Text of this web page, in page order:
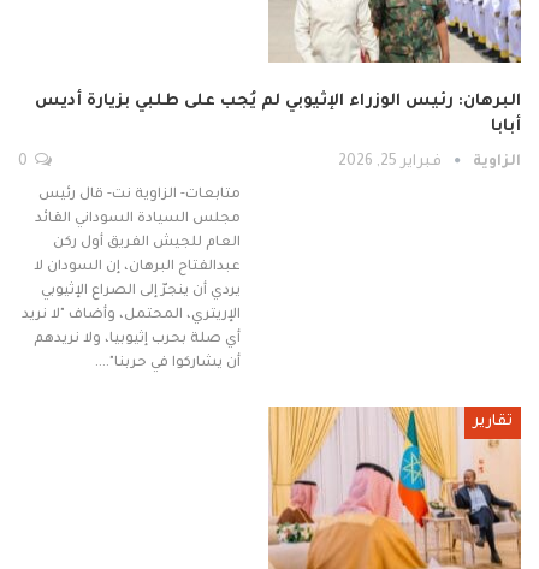
البرهان: رئيس الوزراء الإثيوبي لم يُجب على طلبي بزيارة أديس
أبابا
الزاوية فبراير 25, 2026
متابعات- الزاوية نت- قال رئيس
مجلس السيادة السوداني القائد
العام للجيش الفريق أول ركن
عبدالفتاح البرهان، إن السودان لا
يردي أن ينجرّ إلى الصراع الإثيوبي
الإريتري، المحتمل، وأضاف "لا نريد
أي صلة بحرب إثيوبيا، ولا نريدهم
أن يشاركوا في حربنا".…
تقارير